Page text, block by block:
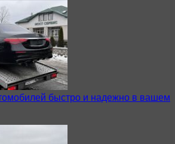
быстро и надежно в вашем